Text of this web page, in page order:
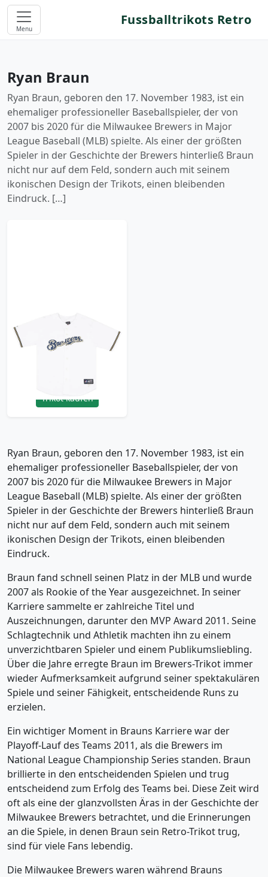
Menu
Fussballtrikots Retro
Ryan Braun
Ryan Braun, geboren den 17. November 1983, ist ein
ehemaliger professioneller Baseballspieler, der von
2007 bis 2020 für die Milwaukee Brewers in Major
League Baseball (MLB) spielte. Als einer der größten
Spieler in der Geschichte der Brewers hinterließ Braun
nicht nur auf dem Feld, sondern auch mit seinem
ikonischen Design der Trikots, einen bleibenden
Eindruck. […]
2009-15 Milwaukee
Brewers Braun #8
Majestic Jersey
11.99£ · ca. €14
Trikot kaufen
Ryan Braun, geboren den 17. November 1983, ist ein
ehemaliger professioneller Baseballspieler, der von
2007 bis 2020 für die Milwaukee Brewers in Major
League Baseball (MLB) spielte. Als einer der größten
Spieler in der Geschichte der Brewers hinterließ Braun
nicht nur auf dem Feld, sondern auch mit seinem
ikonischen Design der Trikots, einen bleibenden
Eindruck.
Braun fand schnell seinen Platz in der MLB und wurde
2007 als Rookie of the Year ausgezeichnet. In seiner
Karriere sammelte er zahlreiche Titel und
Auszeichnungen, darunter den MVP Award 2011. Seine
Schlagtechnik und Athletik machten ihn zu einem
unverzichtbaren Spieler und einem Publikumsliebling.
Über die Jahre erregte Braun im Brewers-Trikot immer
wieder Aufmerksamkeit aufgrund seiner spektakulären
Spiele und seiner Fähigkeit, entscheidende Runs zu
erzielen.
Ein wichtiger Moment in Brauns Karriere war der
Playoff-Lauf des Teams 2011, als die Brewers im
National League Championship Series standen. Braun
brillierte in den entscheidenden Spielen und trug
entscheidend zum Erfolg des Teams bei. Diese Zeit wird
oft als eine der glanzvollsten Äras in der Geschichte der
Milwaukee Brewers betrachtet, und die Erinnerungen
an die Spiele, in denen Braun sein Retro-Trikot trug,
sind für viele Fans lebendig.
Die Milwaukee Brewers waren während Brauns